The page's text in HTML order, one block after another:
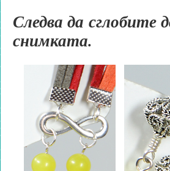
Следва да сглобите
снимката.